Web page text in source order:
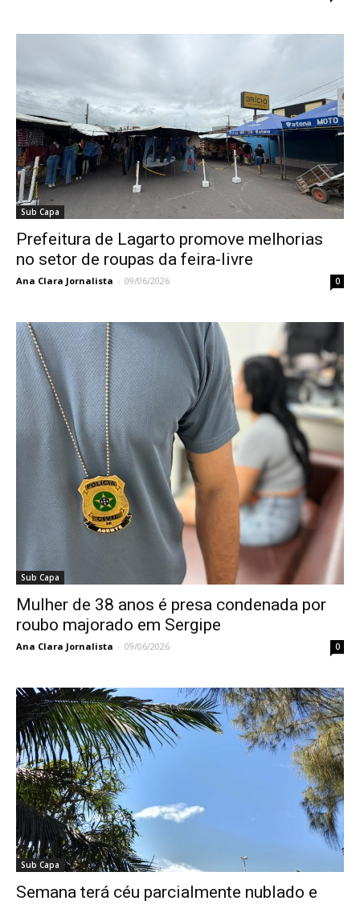
Sub Capa
Prefeitura de Lagarto promove melhorias
no setor de roupas da feira-livre
Ana Clara Jornalista - 09/06/2026 0
Sub Capa
Mulher de 38 anos é presa condenada por
roubo majorado em Sergipe
Ana Clara Jornalista - 09/06/2026 0
Sub Capa
Semana terá céu parcialmente nublado e